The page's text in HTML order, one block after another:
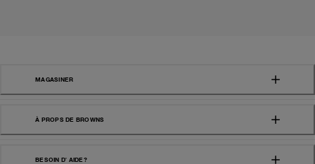
MAGASINER
À PROPS DE BROWNS
BESOIN D' AIDE?